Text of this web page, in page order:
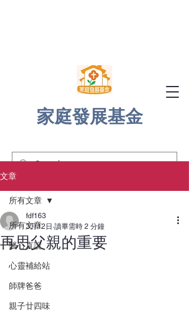
家庭發展基金
文章
所有文章
醫心直說
心靈補給站
師牌爸爸
親子廿四味
所有文章
再思父親的重要
fdf163
3月12日 讀畢需時 2 分鐘